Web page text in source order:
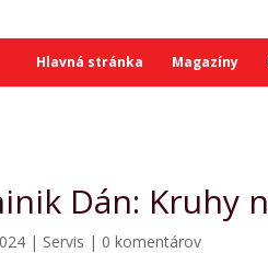
Hlavná stránka Magazíny
Dán: Kruhy
| Servis | 0 komentárov